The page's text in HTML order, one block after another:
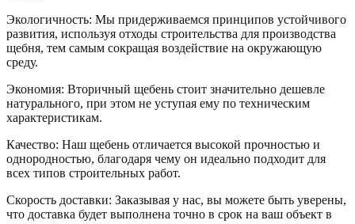
Экологичность: Мы придерживаемся принципов устойчивого
развития, используя отходы строительства для производства
щебня, тем самым сокращая воздействие на окружающую
среду.
Экономия: Вторичный щебень стоит значительно дешевле
натурального, при этом не уступая ему по техническим
характеристикам.
Качество: Наш щебень отличается высокой прочностью и
однородностью, благодаря чему он идеально подходит для
всех типов строительных работ.
Скорость доставки: Заказывая у нас, вы можете быть уверены,
что доставка будет выполнена точно в срок на ваш объект в